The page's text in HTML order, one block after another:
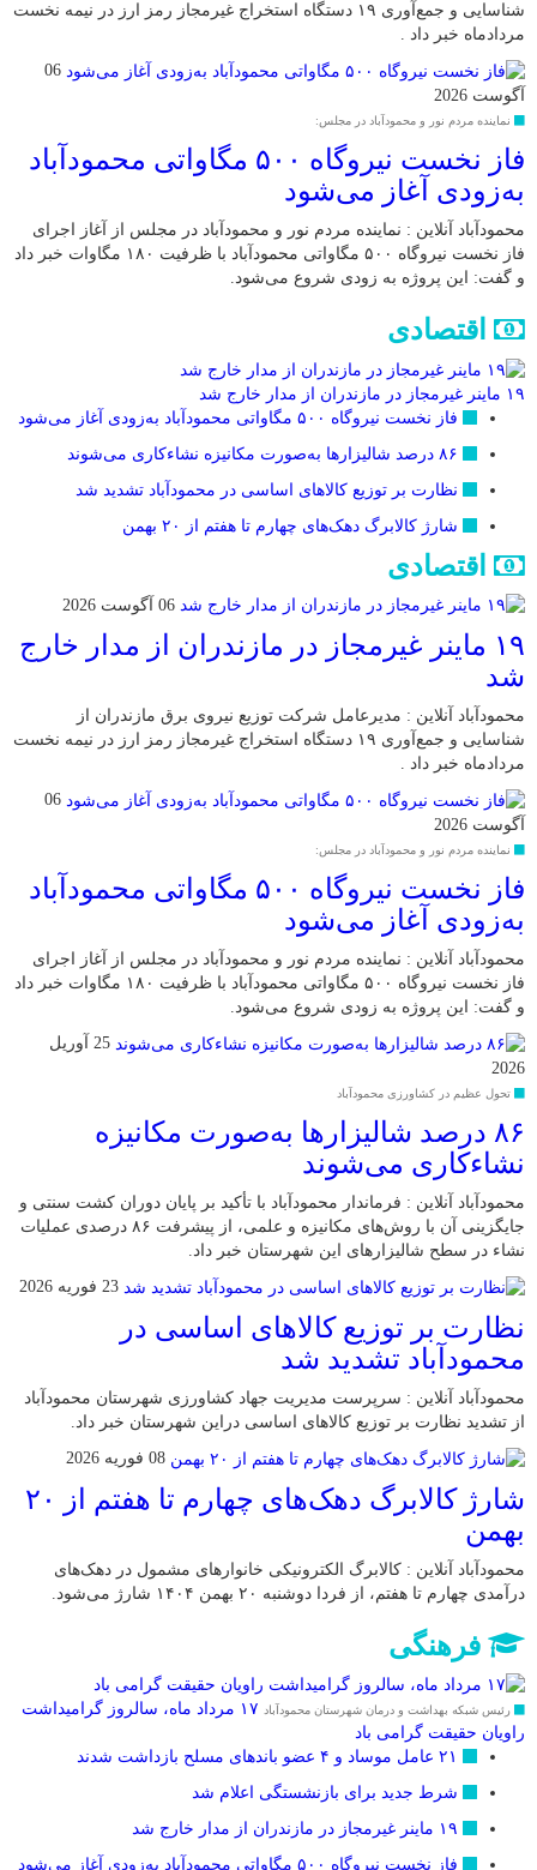
شناسایی و جمع‌آوری ۱۹ دستگاه استخراج غیرمجاز رمز ارز در نیمه نخست
مردادماه خبر داد .
06
آگوست 2026
نماینده مردم نور و محمودآباد در مجلس:
فاز نخست نیروگاه ۵۰۰ مگاواتی محمودآباد
به‌زودی آغاز می‌شود
محمودآباد آنلاین : نماینده مردم نور و محمودآباد در مجلس از آغاز اجرای
فاز نخست نیروگاه ۵۰۰ مگاواتی محمودآباد با ظرفیت ۱۸۰ مگاوات خبر داد
و گفت: این پروژه به زودی شروع می‌شود.
اقتصادی
۱۹ ماینر غیرمجاز در مازندران از مدار خارج شد
فاز نخست نیروگاه ۵۰۰ مگاواتی محمودآباد به‌زودی آغاز می‌شود
نظارت بر توزیع کالا‌های اساسی در محمودآباد تشدید شد
شارژ کالابرگ دهک‌های چهارم تا هفتم از ۲۰ بهمن
اقتصادی
06 آگوست 2026
۱۹ ماینر غیرمجاز در مازندران از مدار خارج
شد
محمودآباد آنلاین : مدیرعامل شرکت توزیع نیروی برق مازندران از
شناسایی و جمع‌آوری ۱۹ دستگاه استخراج غیرمجاز رمز ارز در نیمه نخست
مردادماه خبر داد .
06
آگوست 2026
نماینده مردم نور و محمودآباد در مجلس:
فاز نخست نیروگاه ۵۰۰ مگاواتی محمودآباد
به‌زودی آغاز می‌شود
محمودآباد آنلاین : نماینده مردم نور و محمودآباد در مجلس از آغاز اجرای
فاز نخست نیروگاه ۵۰۰ مگاواتی محمودآباد با ظرفیت ۱۸۰ مگاوات خبر داد
و گفت: این پروژه به زودی شروع می‌شود.
25 آوریل
2026
تحول عظیم در کشاورزی محمودآباد
۸۶ درصد شالیزارها به‌صورت مکانیزه
نشاءکاری می‌شوند
محمودآباد آنلاین : فرماندار محمودآباد با تأکید بر پایان دوران کشت سنتی و
جایگزینی آن با روش‌های مکانیزه و علمی، از پیشرفت ۸۶ درصدی عملیات
نشاء در سطح شالیزارهای این شهرستان خبر داد.
23 فوریه 2026
نظارت بر توزیع کالا‌های اساسی در
محمودآباد تشدید شد
محمودآباد آنلاین : سرپرست مدیریت جهاد کشاورزی شهرستان محمودآباد
از تشدید نظارت بر توزیع کالا‌های اساسی دراین شهرستان خبر داد.
08 فوریه 2026
شارژ کالابرگ دهک‌های چهارم تا هفتم از ۲۰
بهمن
محمودآباد آنلاین : کالابرگ الکترونیکی خانوار‌های مشمول در دهک‌های
درآمدی چهارم تا هفتم، از فردا دوشنبه ۲۰ بهمن ۱۴۰۴ شارژ می‌شود.
فرهنگی
رئیس شبکه بهداشت و درمان شهرستان محمودآباد
۱۷ مرداد ماه، سالروز گرامیداشت
راویان حقیقت گرامی باد
شرط جدید برای بازنشستگی اعلام شد
فاز نخست نیروگاه ۵۰۰ مگاواتی محمودآباد به‌زودی آغاز می‌شود